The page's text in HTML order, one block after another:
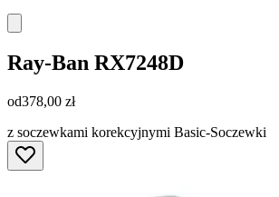
Ray-Ban RX7248D
od378,00 zł
z soczewkami korekcyjnymi Basic-Soczewki